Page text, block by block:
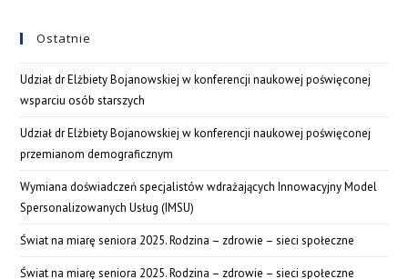
Ostatnie
Udział dr Elżbiety Bojanowskiej w konferencji naukowej poświęconej
wsparciu osób starszych
Udział dr Elżbiety Bojanowskiej w konferencji naukowej poświęconej
przemianom demograficznym
Wymiana doświadczeń specjalistów wdrażających Innowacyjny Model
Spersonalizowanych Usług (IMSU)
Świat na miarę seniora 2025. Rodzina – zdrowie – sieci społeczne
Świat na miarę seniora 2025. Rodzina – zdrowie – sieci społeczne